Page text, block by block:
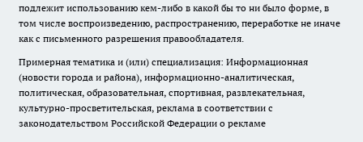
подлежит использованию кем-либо в какой бы то ни было форме, в
том числе воспроизведению, распространению, переработке не иначе
как с письменного разрешения правообладателя.
Примерная тематика и (или) специализация: Информационная
(новости города и района), информационно-аналитическая,
политическая, образовательная, спортивная, развлекательная,
культурно-просветительская, реклама в соответствии с
законодательством Российской Федерации о рекламе